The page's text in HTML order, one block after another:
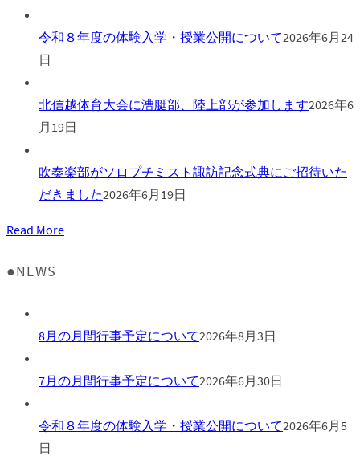
令和８年度の体験入学・授業公開について2026年6月24
日
北信越体育大会に漕艇部、陸上部が参加します2026年6
月19日
吹奏楽部がソロプチミスト諏訪記念式典にご招待いた
だきました2026年6月19日
Read More
●NEWS
8月の月間行事予定について2026年8月3日
7月の月間行事予定について2026年6月30日
令和８年度の体験入学・授業公開について2026年6月5
日